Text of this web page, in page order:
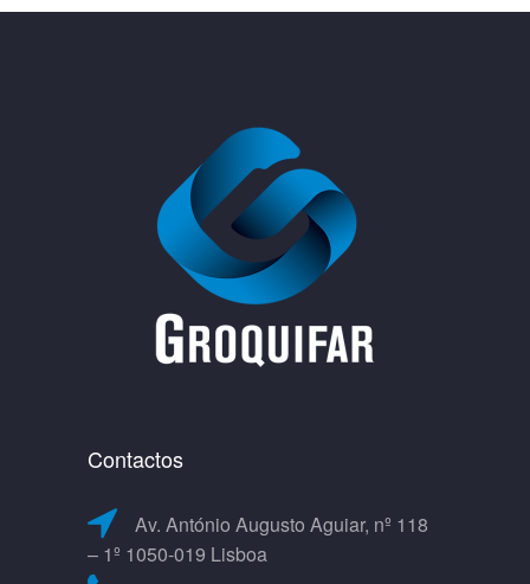
Contactos
Av. António Augusto Aguiar, nº 118
– 1º 1050-019 Lisboa